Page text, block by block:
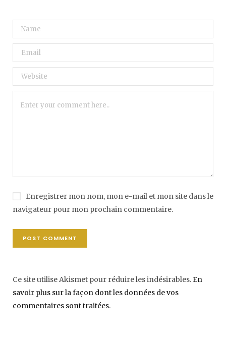
Enregistrer mon nom, mon e-mail et mon site dans le
navigateur pour mon prochain commentaire.
Ce site utilise Akismet pour réduire les indésirables.En
savoir plus sur la façon dont les données de vos
commentaires sont traitées.